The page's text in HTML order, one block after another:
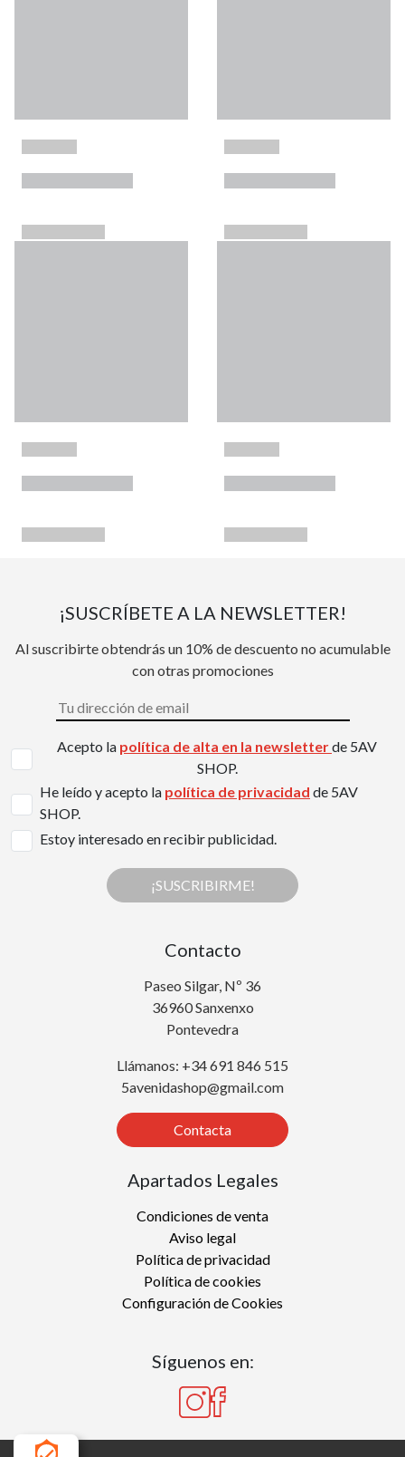
¡SUSCRÍBETE A LA NEWSLETTER!
Al suscribirte obtendrás un 10% de descuento no acumulable
con otras promociones
Acepto la política de alta en la newsletterde 5AV
SHOP.
He leído y acepto la política de privacidad de 5AV
SHOP.
Estoy interesado en recibir publicidad.
¡SUSCRIBIRME!
Contacto
Paseo Silgar, Nº 36
36960 Sanxenxo
Pontevedra
Llámanos: +34 691 846 515
5avenidashop@gmail.com
Contacta
Apartados Legales
Condiciones de venta
Aviso legal
Política de privacidad
Política de cookies
Configuración de Cookies
Síguenos en: